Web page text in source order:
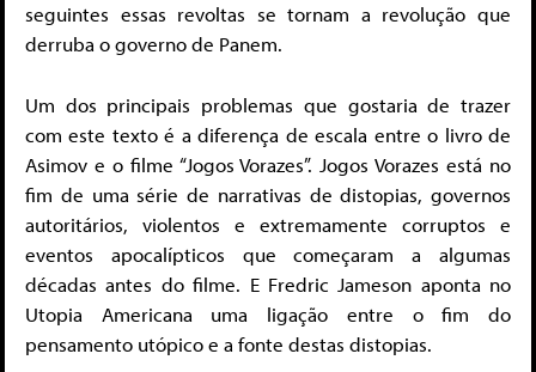
seguintes essas revoltas se tornam a revolução que
derruba o governo de Panem.
Um dos principais problemas que gostaria de trazer
com este texto é a diferença de escala entre o livro de
Asimov e o filme “Jogos Vorazes”. Jogos Vorazes está no
fim de uma série de narrativas de distopias, governos
autoritários, violentos e extremamente corruptos e
eventos apocalípticos que começaram a algumas
décadas antes do filme. E Fredric Jameson aponta no
Utopia Americana uma ligação entre o fim do
pensamento utópico e a fonte destas distopias.